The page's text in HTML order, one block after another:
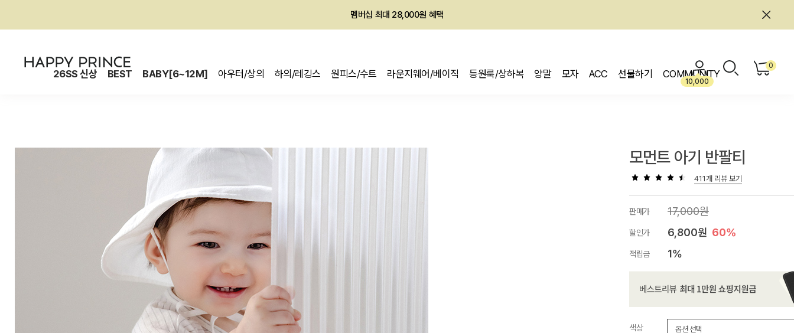
회원전용 아울렛, 가입하면 ~60% 할인!
26SS 신상 BEST BABY[6~12M] 아우터/상의 하의/레깅스 원피스/수트 라운지웨어/베이직 등원룩/상하복 양말 모자 ACC 선물하기 COMMUNITY
10,000
0
모먼트 아기 반팔티
411개 리뷰 보기
판매가 17,000원
할인가 6,800원 60%
적립금 1%
색상